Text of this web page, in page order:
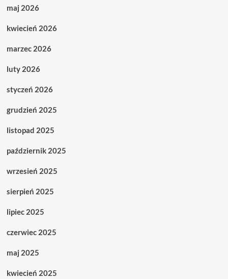
maj 2026
kwiecień 2026
marzec 2026
luty 2026
styczeń 2026
grudzień 2025
listopad 2025
październik 2025
wrzesień 2025
sierpień 2025
lipiec 2025
czerwiec 2025
maj 2025
kwiecień 2025